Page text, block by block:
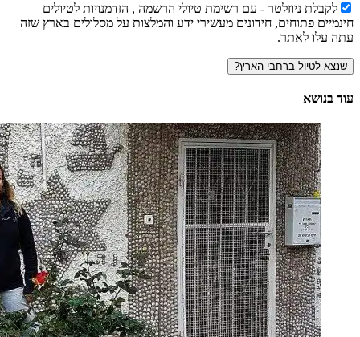
לקבלת ניוזלטר - עם רשימת טיולי הרשמה , הזדמנויות לטיולים
חינמיים פתוחים, חידונים מעשירי ידע והמלצות על מסלולים בארץ שזה
עתה עלו לאתר.
עוד בנושא